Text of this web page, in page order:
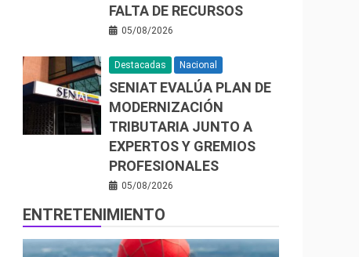
FALTA DE RECURSOS
05/08/2026
Destacadas Nacional
SENIAT EVALÚA PLAN DE
MODERNIZACIÓN
TRIBUTARIA JUNTO A
EXPERTOS Y GREMIOS
PROFESIONALES
05/08/2026
ENTRETENIMIENTO